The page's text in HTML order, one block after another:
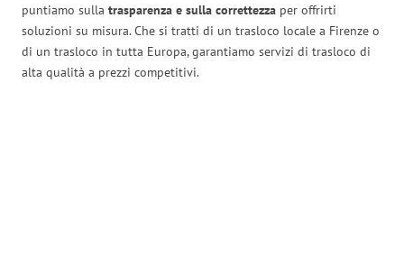
puntiamo sulla trasparenza e sulla correttezza per offrirti
soluzioni su misura. Che si tratti di un trasloco locale a Firenze o
di un trasloco in tutta Europa, garantiamo servizi di trasloco di
alta qualità a prezzi competitivi.